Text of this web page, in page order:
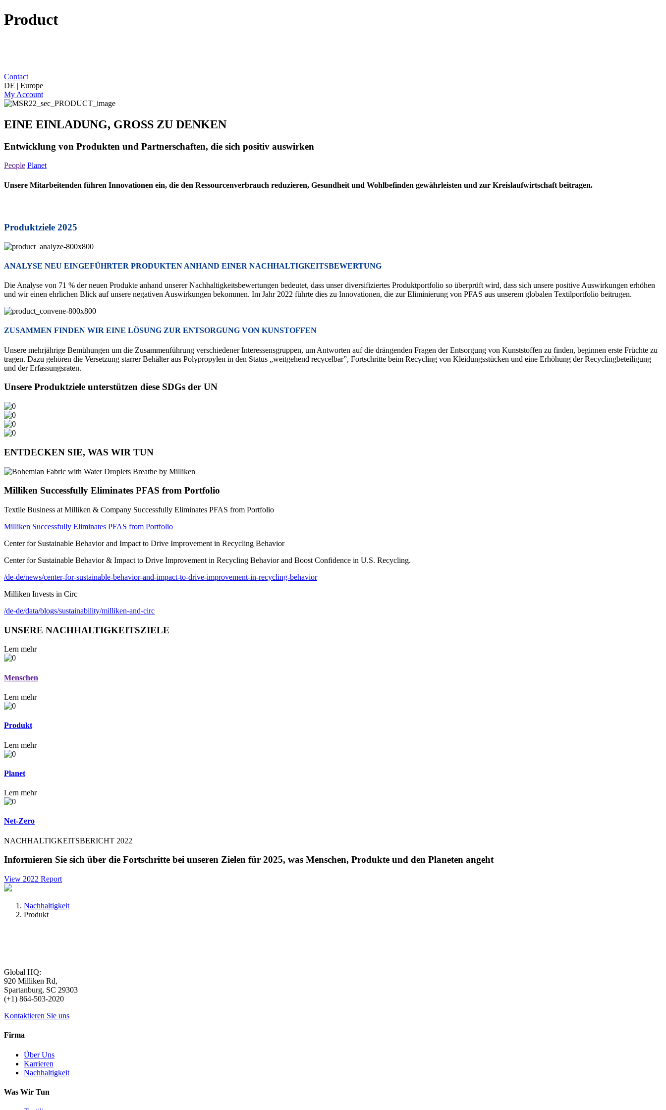
Product
Contact
DE | Europe
My Account
EINE EINLADUNG, GROSS ZU DENKEN
Entwicklung von Produkten und Partnerschaften, die sich positiv auswirken
People Planet
Unsere Mitarbeitenden führen Innovationen ein, die den Ressourcenverbrauch reduzieren, Gesundheit und Wohlbefinden gewährleisten und zur Kreislaufwirtschaft beitragen.
Produktziele 2025
ANALYSE NEU EINGEFÜHRTER PRODUKTEN ANHAND EINER NACHHALTIGKEITSBEWERTUNG
Die Analyse von 71 % der neuen Produkte anhand unserer Nachhaltigkeitsbewertungen bedeutet, dass unser diversifiziertes Produktportfolio so überprüft wird, dass sich unsere positive Auswirkungen erhöhen
und wir einen ehrlichen Blick auf unsere negativen Auswirkungen bekommen. Im Jahr 2022 führte dies zu Innovationen, die zur Eliminierung von PFAS aus unserem globalen Textilportfolio beitrugen.
ZUSAMMEN FINDEN WIR EINE LÖSUNG ZUR ENTSORGUNG VON KUNSTOFFEN
Unsere mehrjährige Bemühungen um die Zusammenführung verschiedener Interessensgruppen, um Antworten auf die drängenden Fragen der Entsorgung von Kunststoffen zu finden, beginnen erste Früchte zu
tragen. Dazu gehören die Versetzung starrer Behälter aus Polypropylen in den Status „weitgehend recycelbar”, Fortschritte beim Recycling von Kleidungsstücken und eine Erhöhung der Recyclingbeteiligung
und der Erfassungsraten.
Unsere Produktziele unterstützen diese SDGs der UN
ENTDECKEN SIE, WAS WIR TUN
Milliken Successfully Eliminates PFAS from Portfolio
Textile Business at Milliken & Company Successfully Eliminates PFAS from Portfolio
Milliken Successfully Eliminates PFAS from Portfolio
Center for Sustainable Behavior and Impact to Drive Improvement in Recycling Behavior
Center for Sustainable Behavior & Impact to Drive Improvement in Recycling Behavior and Boost Confidence in U.S. Recycling.
/de-de/news/center-for-sustainable-behavior-and-impact-to-drive-improvement-in-recycling-behavior
Milliken Invests in Circ
/de-de/data/blogs/sustainability/milliken-and-circ
UNSERE NACHHALTIGKEITSZIELE
Lern mehr
Menschen
Lern mehr
Produkt
Lern mehr
Planet
Lern mehr
Net-Zero
NACHHALTIGKEITSBERICHT 2022
Informieren Sie sich über die Fortschritte bei unseren Zielen für 2025, was Menschen, Produkte und den Planeten angeht
View 2022 Report
Nachhaltigkeit
Produkt
Global HQ:
920 Milliken Rd,
Spartanburg, SC 29303
(+1) 864-503-2020
Kontaktieren Sie uns
Firma
Über Uns
Karrieren
Nachhaltigkeit
Was Wir Tun